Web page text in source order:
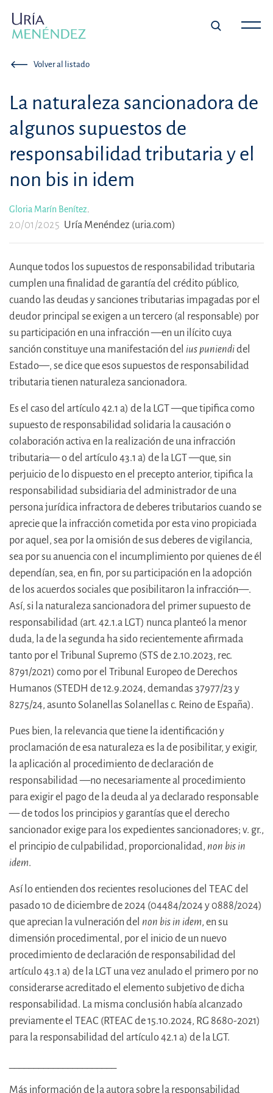
Volver al listado
La naturaleza sancionadora de
algunos supuestos de
responsabilidad tributaria y el
non bis in idem
Gloria Marín Benítez.
20/01/2025 Uría Menéndez (uria.com)
Aunque todos los supuestos de responsabilidad tributaria
cumplen una finalidad de garantía del crédito público,
cuando las deudas y sanciones tributarias impagadas por el
deudor principal se exigen a un tercero (al responsable) por
su participación en una infracción —en un ilícito cuya
sanción constituye una manifestación del ius puniendidel
Estado—, se dice que esos supuestos de responsabilidad
tributaria tienen naturaleza sancionadora.
Es el caso del artículo 42.1 a) de la LGT —que tipifica como
supuesto de responsabilidad solidaria la causación o
colaboración activa en la realización de una infracción
tributaria— o del artículo 43.1 a) de la LGT —que, sin
perjuicio de lo dispuesto en el precepto anterior, tipifica la
responsabilidad subsidiaria del administrador de una
persona jurídica infractora de deberes tributarios cuando se
aprecie que la infracción cometida por esta vino propiciada
por aquel, sea por la omisión de sus deberes de vigilancia,
sea por su anuencia con el incumplimiento por quienes de él
dependían, sea, en fin, por su participación en la adopción
de los acuerdos sociales que posibilitaron la infracción—.
Así, si la naturaleza sancionadora del primer supuesto de
responsabilidad (art. 42.1.a LGT) nunca planteó la menor
duda, la de la segunda ha sido recientemente afirmada
tanto por el Tribunal Supremo (STS de 2.10.2023, rec.
8791/2021) como por el Tribunal Europeo de Derechos
Humanos (STEDH de 12.9.2024, demandas 37977/23 y
8275/24, asunto Solanellas Solanellas c. Reino de España).
Pues bien, la relevancia que tiene la identificación y
proclamación de esa naturaleza es la de posibilitar, y exigir,
la aplicación al procedimiento de declaración de
responsabilidad —no necesariamente al procedimiento
para exigir el pago de la deuda al ya declarado responsable
— de todos los principios y garantías que el derecho
sancionador exige para los expedientes sancionadores; v. gr.,
el principio de culpabilidad, proporcionalidad, non bis in
idem.
Así lo entienden dos recientes resoluciones del TEAC del
pasado 10 de diciembre de 2024 (04484/2024 y 0888/2024)
que aprecian la vulneración del non bis in idem, en su
dimensión procedimental, por el inicio de un nuevo
procedimiento de declaración de responsabilidad del
artículo 43.1 a) de la LGT una vez anulado el primero por no
considerarse acreditado el elemento subjetivo de dicha
responsabilidad. La misma conclusión había alcanzado
previamente el TEAC (RTEAC de 15.10.2024, RG 8680-2021)
para la responsabilidad del artículo 42.1 a) de la LGT.
Más información de la autora sobre la responsabilidad